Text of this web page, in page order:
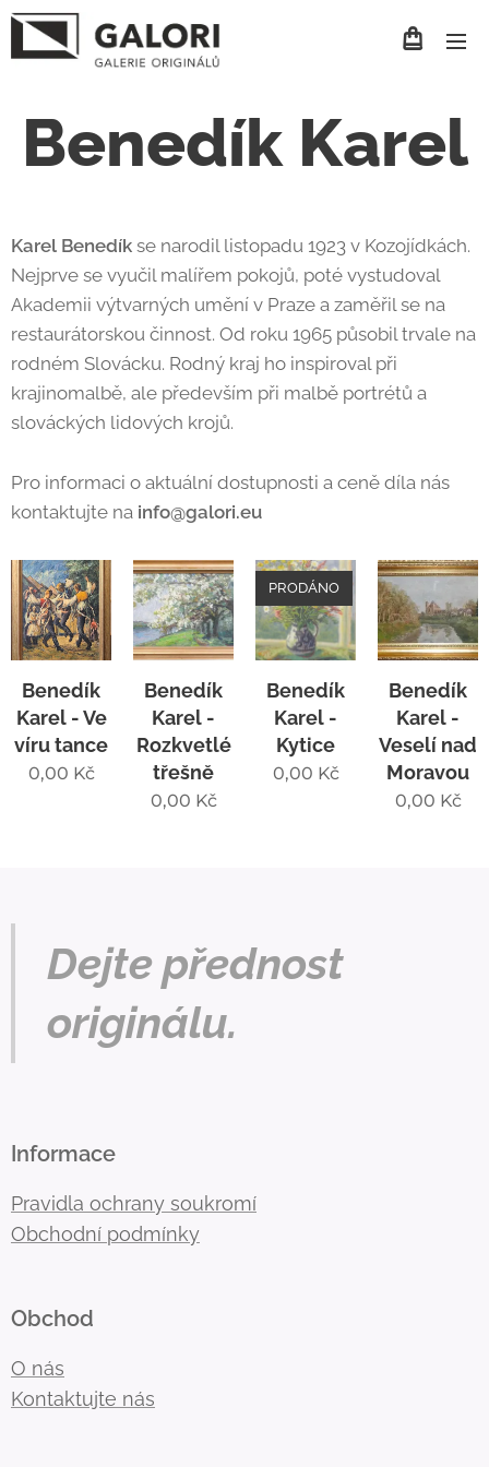
Benedík Karel
Karel Benedík se narodil listopadu 1923 v Kozojídkách.
Nejprve se vyučil malířem pokojů, poté vystudoval
Akademii výtvarných umění v Praze a zaměřil se na
restaurátorskou činnost. Od roku 1965 působil trvale na
rodném Slovácku. Rodný kraj ho inspiroval při
krajinomalbě, ale především při malbě portrétů a
slováckých lidových krojů.
Pro informaci o aktuální dostupnosti a ceně díla nás
kontaktujte na info@galori.eu
Benedík
Karel - Ve
víru tance
0,00 Kč
Benedík
Karel -
Rozkvetlé
třešně
0,00 Kč
Benedík
Karel -
Kytice
PRODÁNO
0,00 Kč
Benedík
Karel -
Veselí nad
Moravou
0,00 Kč
Dejte přednost
originálu.
Informace
Pravidla ochrany soukromí
Obchodní podmínky
Obchod
O nás
Kontaktujte nás